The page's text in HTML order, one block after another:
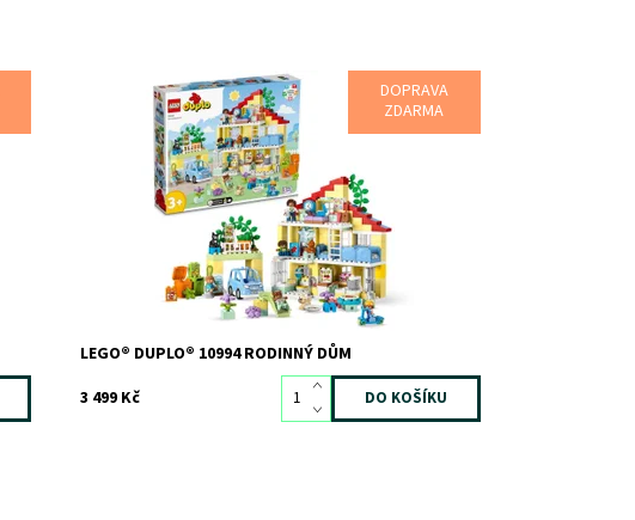
DOPRAVA
ZDARMA
Úžasný rodinný dům LEGO® DUPLO®
Dostupnost:
Skladem1
12051
LEGO
LEGO® DUPLO® 10994 RODINNÝ DŮM
3 499 Kč